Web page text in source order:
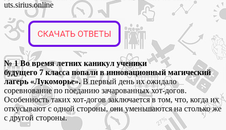
uts.sirius.online
№ 1 Во время летних каникул ученики
будущего 7 класса попали в инновационный магический
лагерь «Лукоморье».В первый день их ожидало
соревнование по поеданию зачарованных хот‑догов.
Особенность таких хот‑догов заключается в том, что, когда их
откусывают с одной стороны, они уменьшаются на столько же
с другой стороны.